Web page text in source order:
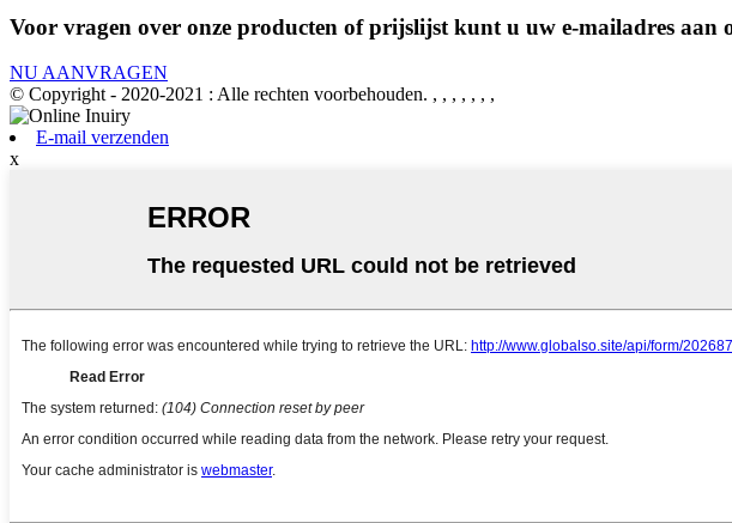
Voor vragen over onze producten of prijslijst kunt u uw e-mailadres aan
NU AANVRAGEN
© Copyright - 2020-2021 : Alle rechten voorbehouden. , , , , , , ,
E-mail verzenden
x